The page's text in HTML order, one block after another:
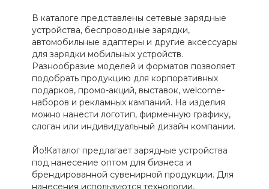
В каталоге представлены сетевые зарядные
устройства, беспроводные зарядки,
автомобильные адаптеры и другие аксессуары
для зарядки мобильных устройств.
Разнообразие моделей и форматов позволяет
подобрать продукцию для корпоративных
подарков, промо-акций, выставок, welcome-
наборов и рекламных кампаний. На изделия
можно нанести логотип, фирменную графику,
слоган или индивидуальный дизайн компании.
Йо!Каталог предлагает зарядные устройства
под нанесение оптом для бизнеса и
брендированной сувенирной продукции. Для
нанесения используются технологии,